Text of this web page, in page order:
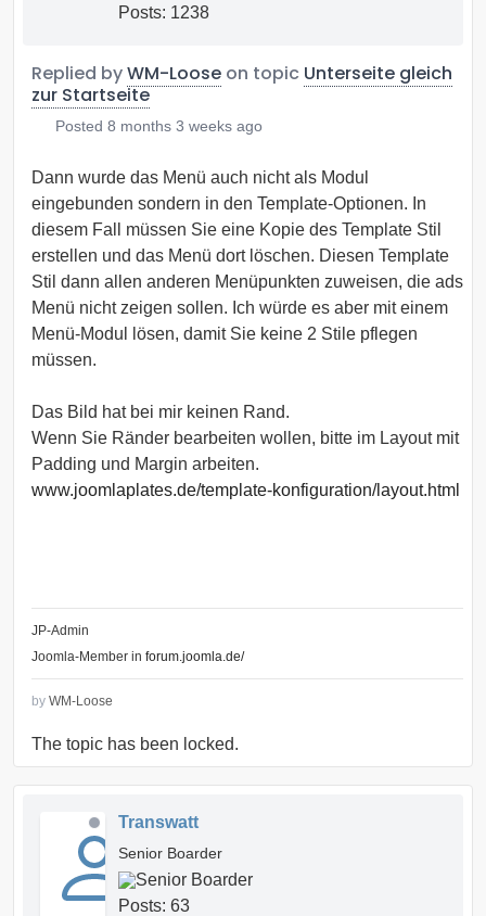
Posts: 1238
Replied byWM-Loose on topic Unterseite gleich
zur Startseite
Posted 8 months 3 weeks ago
Dann wurde das Menü auch nicht als Modul
eingebunden sondern in den Template-Optionen. In
diesem Fall müssen Sie eine Kopie des Template Stil
erstellen und das Menü dort löschen. Diesen Template
Stil dann allen anderen Menüpunkten zuweisen, die ads
Menü nicht zeigen sollen. Ich würde es aber mit einem
Menü-Modul lösen, damit Sie keine 2 Stile pflegen
müssen.
Das Bild hat bei mir keinen Rand.
Wenn Sie Ränder bearbeiten wollen, bitte im Layout mit
Padding und Margin arbeiten.
www.joomlaplates.de/template-konfiguration/layout.html
JP-Admin
Joomla-Member in forum.joomla.de/
by WM-Loose
The topic has been locked.
Transwatt
Senior Boarder
Posts: 63